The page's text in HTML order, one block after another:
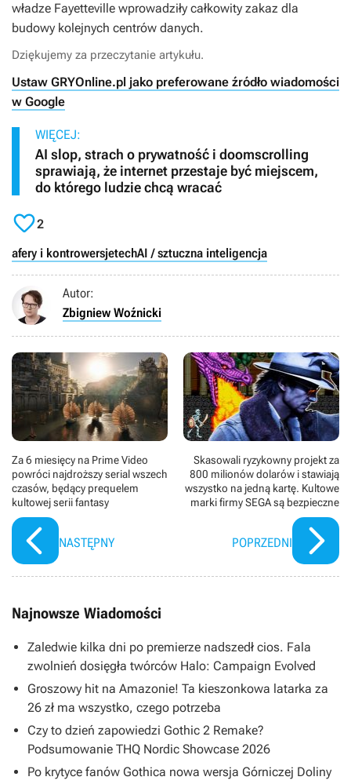
władze Fayetteville wprowadziły całkowity zakaz dla
budowy kolejnych centrów danych.
Dziękujemy za przeczytanie artykułu.
Ustaw GRYOnline.pl jako preferowane źródło wiadomości
w Google
WIĘCEJ:
AI slop, strach o prywatność i doomscrolling
sprawiają, że internet przestaje być miejscem,
do którego ludzie chcą wracać
2
afery i kontrowersjetechAI / sztuczna inteligencja
Autor:
Zbigniew Woźnicki
Za 6 miesięcy na Prime Video
powróci najdroższy serial wszech
czasów, będący prequelem
kultowej serii fantasy
NASTĘPNY
Skasowali ryzykowny projekt za
800 milionów dolarów i stawiają
wszystko na jedną kartę. Kultowe
marki firmy SEGA są bezpieczne
POPRZEDNI
Najnowsze Wiadomości
Zaledwie kilka dni po premierze nadszedł cios. Fala
zwolnień dosięgła twórców Halo: Campaign Evolved
Groszowy hit na Amazonie! Ta kieszonkowa latarka za
26 zł ma wszystko, czego potrzeba
Czy to dzień zapowiedzi Gothic 2 Remake?
Podsumowanie THQ Nordic Showcase 2026
Po krytyce fanów Gothica nowa wersja Górniczej Doliny